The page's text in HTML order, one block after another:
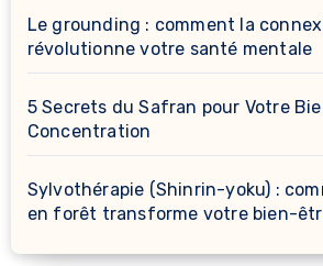
Le grounding : comment la
révolutionne votre santé mentale
5 Secrets du Safran pour Votre
Concentration
Sylvothérapie (Shinrin-yoku) :
en forêt transforme votre bien-